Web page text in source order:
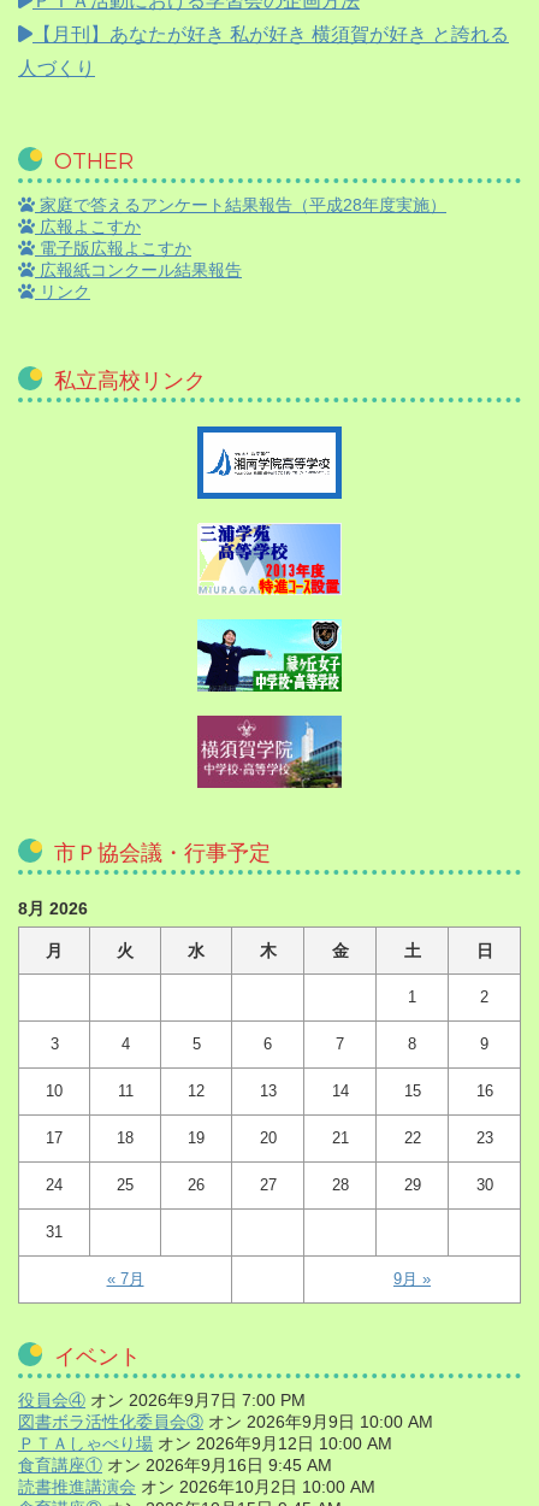
【月刊】 あなたが好き 私が好き 横須賀が好き と誇れる
人づくり
OTHER
家庭で答えるアンケート結果報告（平成28年度実施）
広報よこすか
電子版広報よこすか
広報紙コンクール結果報告
リンク
私立高校リンク
市Ｐ協会議・行事予定
8月 2026
月 火 水 木 金 土 日
1 2
3 4 5 6 7 8 9
10 11 12 13 14 15 16
17 18 19 20 21 22 23
24 25 26 27 28 29 30
31
« 7月 9月 »
イベント
役員会④ オン 2026年9月7日 7:00 PM
図書ボラ活性化委員会③ オン 2026年9月9日 10:00 AM
ＰＴＡしゃべり場 オン 2026年9月12日 10:00 AM
食育講座① オン 2026年9月16日 9:45 AM
読書推進講演会 オン 2026年10月2日 10:00 AM